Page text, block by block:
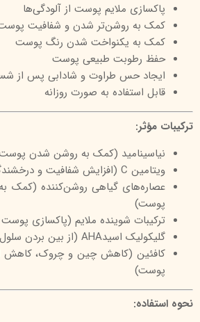
پاکسازی ملایم پوست از آلودگی‌ها
کمک به روشن‌تر شدن و شفافیت
کمک به یکنواخت شدن رنگ پوست
حفظ رطوبت طبیعی پوست
ایجاد حس طراوت و شادابی پس از
قابل استفاده به‌ صورت روزانه
ترکیبات مؤثر:
نیاسینامید (کمک به روشن شدن
ویتامین C (افزایش شفافیت و درخشندگی پوست)
عصاره‌های گیاهی روشن‌کننده (کمک
پوست)
ترکیبات شوینده ملایم (پاکسازی
گلیکولیک اسیدAHA (از بین بردن سلول‌های مرده پوست)
کافئین (کاهش چین و چروک‌، کاهش
پوست)
نحوه استفاده: